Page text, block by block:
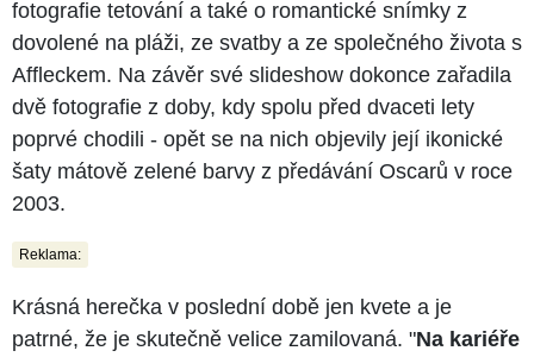
fotografie tetování a také o romantické snímky z
dovolené na pláži, ze svatby a ze společného života s
Affleckem. Na závěr své slideshow dokonce zařadila
dvě fotografie z doby, kdy spolu před dvaceti lety
poprvé chodili - opět se na nich objevily její ikonické
šaty mátově zelené barvy z předávání Oscarů v roce
2003.
Reklama:
Krásná herečka v poslední době jen kvete a je
patrné, že je skutečně velice zamilovaná. "Na kariéře